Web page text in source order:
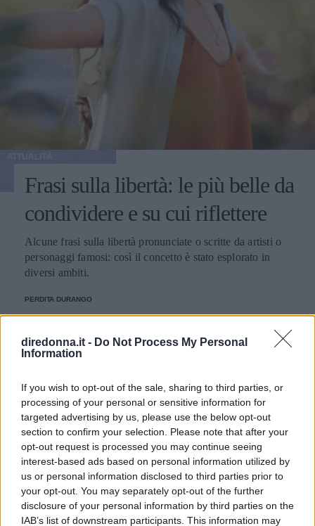
diredonna.it - Do Not Process My Personal
Information
If you wish to opt-out of the sale, sharing to third parties, or
processing of your personal or sensitive information for
targeted advertising by us, please use the below opt-out
section to confirm your selection. Please note that after your
opt-out request is processed you may continue seeing
interest-based ads based on personal information utilized by
us or personal information disclosed to third parties prior to
your opt-out. You may separately opt-out of the further
disclosure of your personal information by third parties on the
IAB’s list of downstream participants. This information may
Frasi sulla libertà: le più belle da
condividere e su cui riflettere
Alcune frasi sulla libertà pronunciate o scritte da artisti o
personaggi famosi: così il concetto è stato esplorato in
diversi ambiti.
PERDITA DURANGO